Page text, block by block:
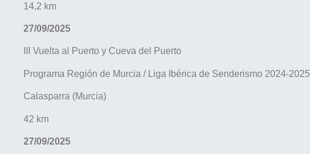
14,2 km
27/09/2025
III Vuelta al Puerto y Cueva del Puerto
Programa Región de Murcia / Liga Ibérica de Senderismo 2024-2025
Calasparra (Murcia)
42 km
27/09/2025